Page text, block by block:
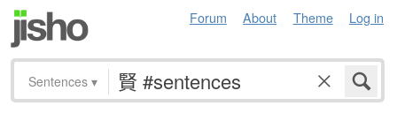
Forum About Theme Log in
Sentences ▾